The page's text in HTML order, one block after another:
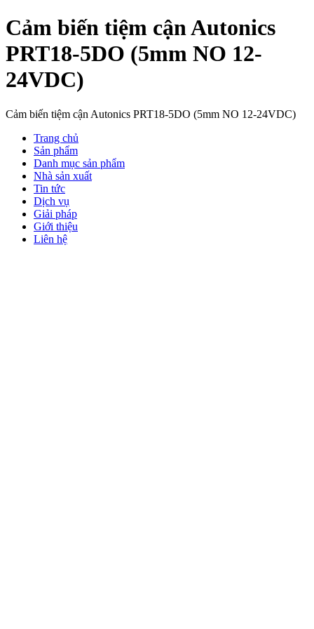
Cảm biến tiệm cận Autonics
PRT18-5DO (5mm NO 12-
24VDC)
Cảm biến tiệm cận Autonics PRT18-5DO (5mm NO 12-24VDC)
Trang chủ
Sản phẩm
Danh mục sản phẩm
Nhà sản xuất
Tin tức
Dịch vụ
Giải pháp
Giới thiệu
Liên hệ